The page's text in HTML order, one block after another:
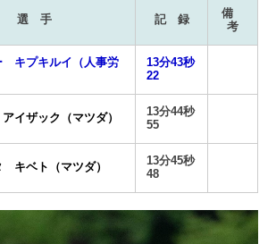
選 手 記 録
備
考
キプキルイ（人事労
13分43秒
22
イザック（マツダ）
13分44秒
55
キベト（マツダ）
13分45秒
48